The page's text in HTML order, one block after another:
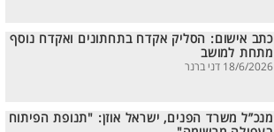
כתב אישום: הסליק אקדח בתחתונים ואקדח נוסף
מתחת למושב
18/6/2026 דני ברנר
מנכ”ל משרד הפנים, ישראל אוזן: "תנופת הפיתוח